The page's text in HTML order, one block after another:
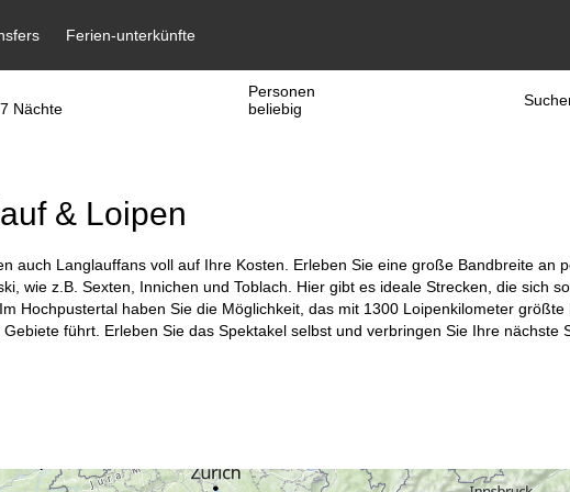
Nächte
Personen
beliebig
& Loipen
auch Langlauffans voll auf Ihre Kosten. Erleben Sie eine große Bandbreite an
wie z.B. Sexten, Innichen und Toblach. Hier gibt es ideale Strecken, die sich
Hochpustertal haben Sie die Möglichkeit, das mit 1300 Loipenkilometer größte
führt. Erleben Sie das Spektakel selbst und verbringen Sie Ihre nächste